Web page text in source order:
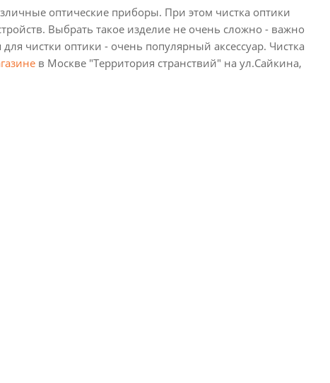
оптические приборы. При этом чистка оптики
Выбрать такое изделие не очень сложно - важно
чистки оптики - очень популярный аксессуар. Чистка
в Москве "Территория странствий" на ул.Сайкина,